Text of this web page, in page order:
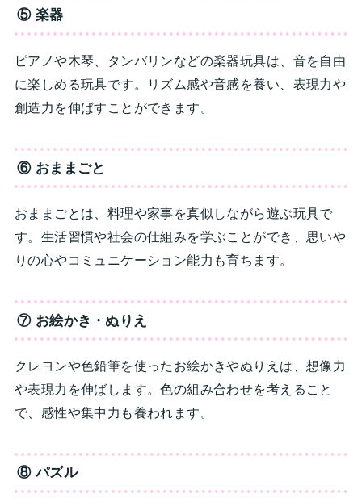
⑤ 楽器
ピアノや木琴、タンバリンなどの楽器玩具は、音を自由
に楽しめる玩具です。リズム感や音感を養い、表現力や
創造力を伸ばすことができます。
⑥ おままごと
おままごとは、料理や家事を真似しながら遊ぶ玩具で
す。生活習慣や社会の仕組みを学ぶことができ、思いや
りの心やコミュニケーション能力も育ちます。
⑦ お絵かき・ぬりえ
クレヨンや色鉛筆を使ったお絵かきやぬりえは、想像力
や表現力を伸ばします。色の組み合わせを考えること
で、感性や集中力も養われます。
⑧ パズル